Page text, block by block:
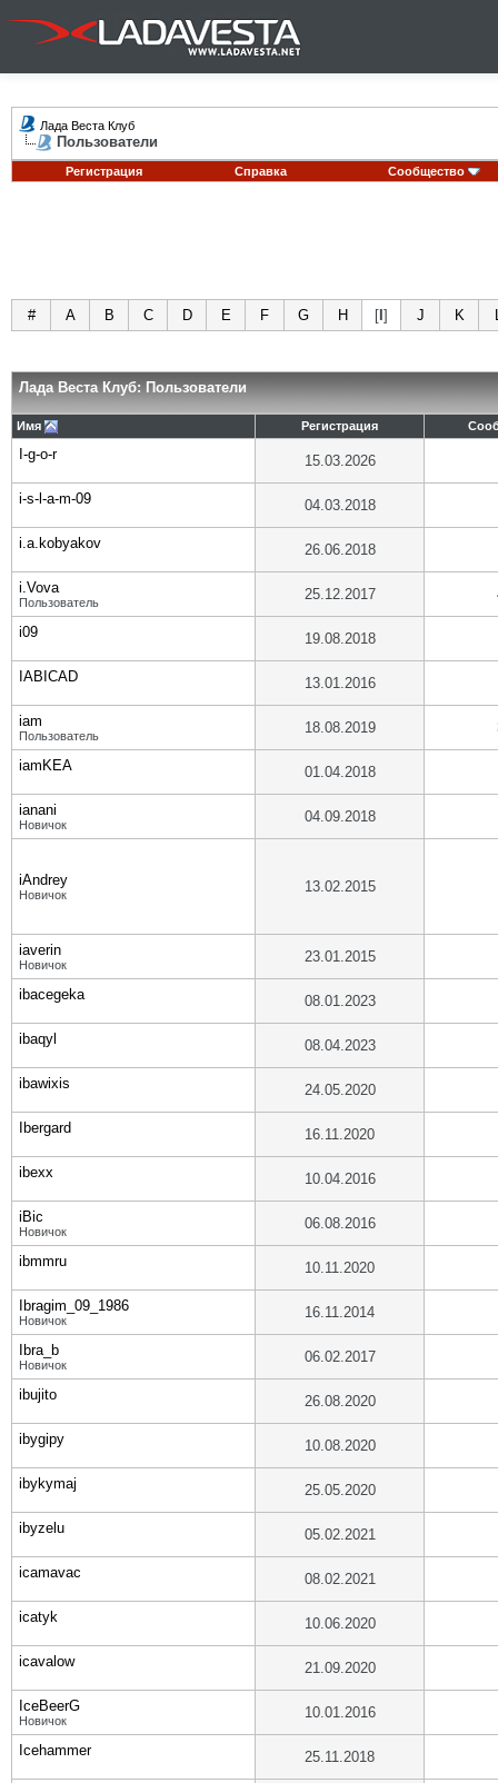
Лада Веста Клуб
Пользователи
Регистрация Справка Сообщество
# A B C D E F G H [ ] J K
Лада Веста Клуб: Пользователи
Имя Регистрация
I-g-o-r 15.03.2026
i-s-l-a-m-09 04.03.2018
i.a.kobyakov 26.06.2018
i.Vova
Пользователь 25.12.2017
i09 19.08.2018
IABICAD 13.01.2016
iam
Пользователь 18.08.2019
iamKEA 01.04.2018
ianani
Новичок 04.09.2018
iAndrey
Новичок 13.02.2015
iaverin
Новичок 23.01.2015
ibacegeka 08.01.2023
ibaqyl 08.04.2023
ibawixis 24.05.2020
Ibergard 16.11.2020
ibexx 10.04.2016
iBic
Новичок 06.08.2016
ibmmru 10.11.2020
Ibragim_09_1986
Новичок 16.11.2014
Ibra_b
Новичок 06.02.2017
ibujito 26.08.2020
ibygipy 10.08.2020
ibykymaj 25.05.2020
ibyzelu 05.02.2021
icamavac 08.02.2021
icatyk 10.06.2020
icavalow 21.09.2020
IceBeerG
Новичок 10.01.2016
Icehammer 25.11.2018